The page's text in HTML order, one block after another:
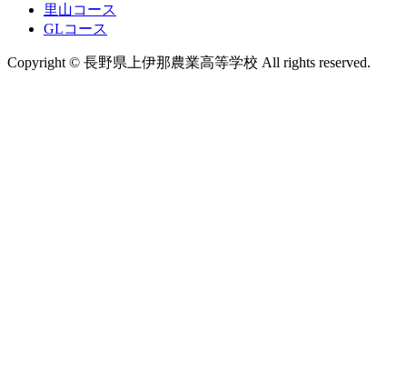
里山コース
GLコース
Copyright © 長野県上伊那農業高等学校 All rights reserved.